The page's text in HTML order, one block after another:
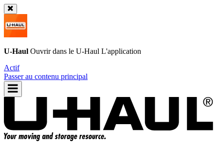
U-Haul Ouvrir dans le U-Haul L'application
Actif
Passer au contenu principal